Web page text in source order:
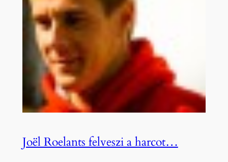
Joël Roelants felveszi a harcot…